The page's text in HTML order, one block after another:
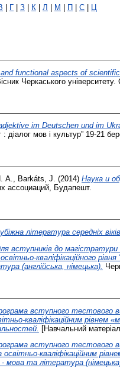
Г З К Л М П С
functional aspects of
Черкаського
im Deutschen und im
: діалог мов і культур” 19-21
А., Barkáts, J. (2014) Наука и
ассоциаций, Будапешт.
література середніх
вступників до магістратури
кваліфікаційного
(англійська, німецька).
вступного тестового
кваліфікаційним рівнем
[Навчальний
вступного тестового
кваліфікаційним
мова та література